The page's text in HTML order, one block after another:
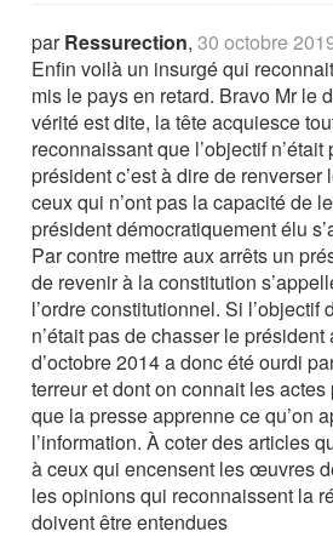
parRessurection,30 octobre
Enfin voilà un insurgé qui
mis le pays en retard. Bravo Mr le
vérité est dite, la tête acquiesce
reconnaissant que l’objectif
président c’est à dire de renverser
ceux qui n’ont pas la capacité de
président démocratiquement élu
Par contre mettre aux arrêts un
de revenir à la constitution
l’ordre constitutionnel. Si l’objectif
n’était pas de chasser le
d’octobre 2014 a donc été ourdi
terreur et dont on connait les
que la presse apprenne ce qu’on
l’information. À coter des articles
à ceux qui encensent les œuvres
les opinions qui reconnaissent la
doivent être entendues